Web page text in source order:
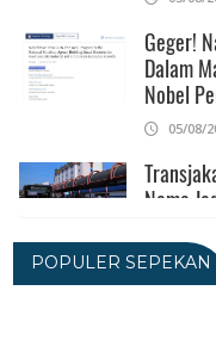
Geger!
Dalam
Nobel
05/08/
Nama
05/08/
POPULER SEPEKAN